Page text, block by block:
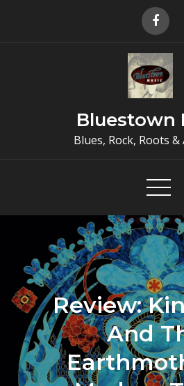
Bluestown
Blues, Rock, Roots &
Review:
And